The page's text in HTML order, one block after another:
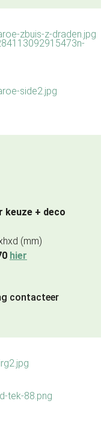
keuze + deco
(mm)
hier
contacteer